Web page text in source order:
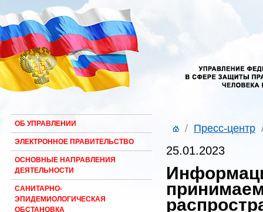
ОБ УПРАВЛЕНИИ
ЭЛЕКТРОННОЕ ПРАВИТЕЛЬСТВО
ОСНОВНЫЕ НАПРАВЛЕНИЯ
ДЕЯТЕЛЬНОСТИ
САНИТАРНО-
ЭПИДЕМИОЛОГИЧЕСКАЯ
ОБСТАНОВКА
/ Пресс-центр
25.01.2023